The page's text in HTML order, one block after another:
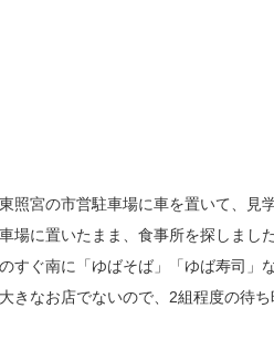
照宮の市営駐車場に車を置いて、見
場に置いたまま、食事所を探しました
すぐ南に「ゆばそば」「ゆば寿司」
きなお店でないので、2組程度の待ち